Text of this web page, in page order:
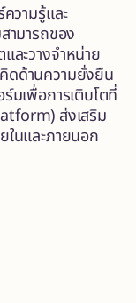
วามรู้และ
ามารถของ
ละวางจำหน่าย
ดด้านความยั่งยืน
มเพื่อการเติบโตที่
ส่งเสริม
นและภายนอก